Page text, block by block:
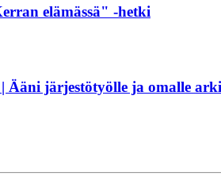
elämässä" -hetki
Ääni järjestötyölle ja omalle